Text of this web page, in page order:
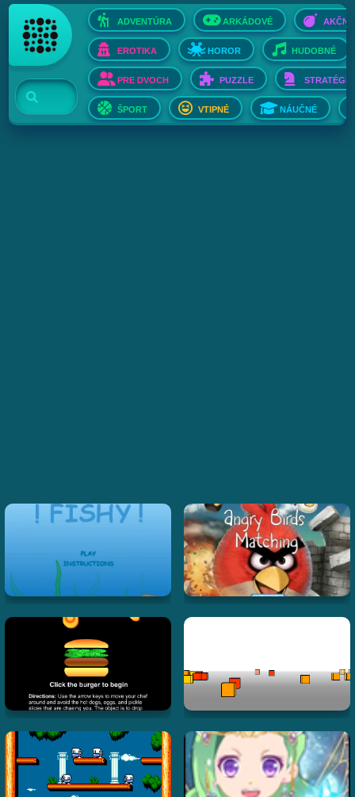
ADVENTÚRA ARKÁDOVÉ AKČNÉ
EROTIKA HOROR HUDOBNÉ
PRE DVOCH PUZZLE STRATÉGIE
ŠPORT VTIPNÉ NÁUČNÉ